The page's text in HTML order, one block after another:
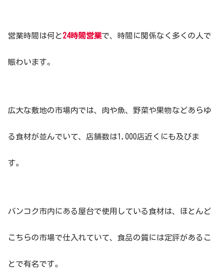
営業時間は何と24時間営業で、時間に関係なく多くの人で
賑わいます。
広大な敷地の市場内では、肉や魚、野菜や果物などあらゆ
る食材が並んでいて、店舗数は1,000店近くにも及びま
す。
バンコク市内にある屋台で使用している食材は、ほとんど
こちらの市場で仕入れていて、食品の質には定評があるこ
とで有名です。